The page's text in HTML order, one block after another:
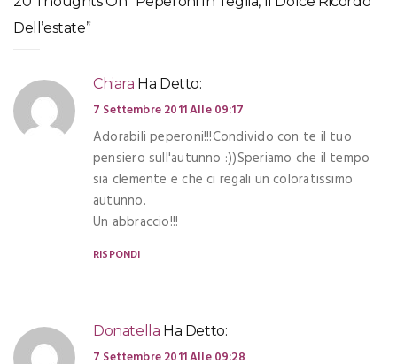
Dell’estate”
Chiara Ha Detto:
7 Settembre 2011 Alle 09:17
Adorabili peperoni!!!Condivido con te il tuo
pensiero sull'autunno :))Speriamo che il tempo
sia clemente e che ci regali un coloratissimo
autunno.
Un abbraccio!!!
RISPONDI
Donatella Ha Detto:
7 Settembre 2011 Alle 09:28